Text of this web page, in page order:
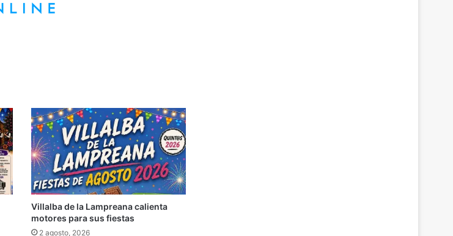
Villalba de la Lampreana calienta
motores para sus fiestas
2 agosto, 2026